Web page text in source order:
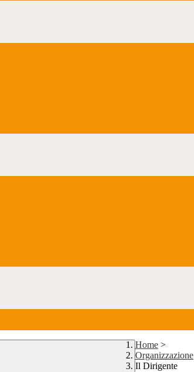
Home >
Organizzazione
Il Dirigente